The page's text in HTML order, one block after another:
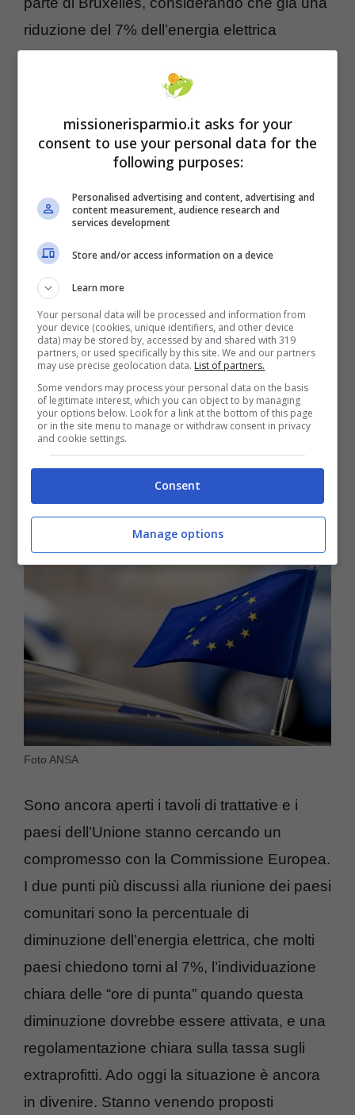
riduzione del 7% dell’energia elettrica
fornitrici di energia diminuissero da remoto la
Si tratterebbe di privare i cittadini di gran
parte della propria disponibilità elettrica.
Questo renderebbe la vita ancora più difficile
a chi è già in difficoltà. La diminuzione dei
consumi dovrebbe inoltre durare per tutto
2022 e il 31 marzo 2023.
Foto ANSA
Sono ancora aperti i tavoli di trattative e i
paesi dell’Unione stanno cercando un
compromesso con la Commissione Europea.
I due punti più discussi alla riunione dei paesi
comunitari sono la percentuale di
diminuzione dell’energia elettrica, che molti
paesi chiedono torni al 7%, l’individuazione
chiara delle “ore di punta” quando questa
diminuzione dovrebbe essere attivata, e una
regolamentazione chiara sulla tassa sugli
extraprofitti. Ado oggi la situazione è ancora
in divenire. Stanno venendo proposti
missionerisparmio.it asks for your
consent to use your personal data for the
following purposes:
Personalised advertising and content, advertising and
content measurement, audience research and
services development
Store and/or access information on a device
Learn more
Your personal data will be processed and information from
your device (cookies, unique identifiers, and other device
data) may be stored by, accessed by and shared with 319
partners, or used specifically by this site. We and our partners
may use precise geolocation data. List of partners.
Some vendors may process your personal data on the basis
of legitimate interest, which you can object to by managing
your options below. Look for a link at the bottom of this page
or in the site menu to manage or withdraw consent in privacy
and cookie settings.
Consent
Manage options